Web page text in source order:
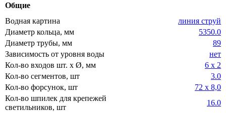
Общие
Водная картина
линия струй
Диаметр кольца, мм
5350.0
Диаметр трубы, мм
89
Зависимость от уровня воды
нет
Кол-во входов шт. x Ø, мм
6 х 2
Кол-во сегментов, шт
3.0
Кол-во форсунок, шт
72 х 8,0
Кол-во шпилек для крепежей
светильников, шт
16.0